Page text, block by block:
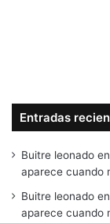
Entradas
Buitre leonado
aparece cuando
Buitre leonado
aparece cuando